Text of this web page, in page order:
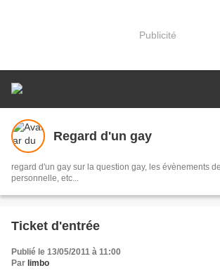
Publicité
Regard d'un gay
regard d'un gay sur la question gay, les évènements
personnelle, etc...
Ticket d'entrée
Publié le 13/05/2011 à 11:00
Par limbo